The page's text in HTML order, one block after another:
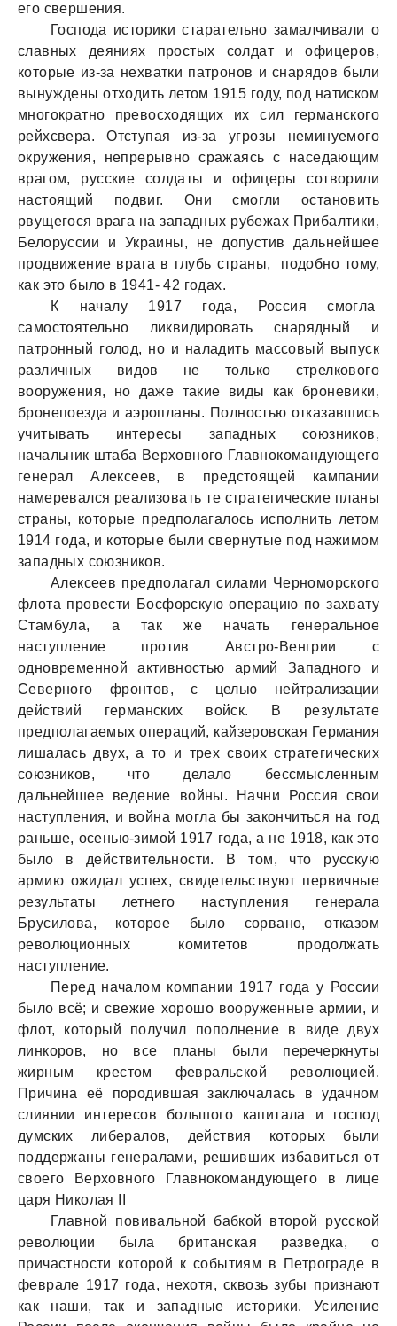
его свершения.
Господа историки старательно замалчивали о
славных деяниях простых солдат и офицеров,
которые из-за нехватки патронов и снарядов были
вынуждены отходить летом 1915 году, под натиском
многократно превосходящих их сил германского
рейхсвера. Отступая из-за угрозы неминуемого
окружения, непрерывно сражаясь с наседающим
врагом, русские солдаты и офицеры сотворили
настоящий подвиг. Они смогли остановить
рвущегося врага на западных рубежах Прибалтики,
Белоруссии и Украины, не допустив дальнейшее
продвижение врага в глубь страны, подобно тому,
как это было в 1941- 42 годах.
К началу 1917 года, Россия смогла
самостоятельно ликвидировать снарядный и
патронный голод, но и наладить массовый выпуск
различных видов не только стрелкового
вооружения, но даже такие виды как броневики,
бронепоезда и аэропланы. Полностью отказавшись
учитывать интересы западных союзников,
начальник штаба Верховного Главнокомандующего
генерал Алексеев, в предстоящей кампании
намеревался реализовать те стратегические планы
страны, которые предполагалось исполнить летом
1914 года, и которые были свернутые под нажимом
западных союзников.
Алексеев предполагал силами Черноморского
флота провести Босфорскую операцию по захвату
Стамбула, а так же начать генеральное
наступление против Австро-Венгрии с
одновременной активностью армий Западного и
Северного фронтов, с целью нейтрализации
действий германских войск. В результате
предполагаемых операций, кайзеровская Германия
лишалась двух, а то и трех своих стратегических
союзников, что делало бессмысленным
дальнейшее ведение войны. Начни Россия свои
наступления, и война могла бы закончиться на год
раньше, осенью-зимой 1917 года, а не 1918, как это
было в действительности. В том, что русскую
армию ожидал успех, свидетельствуют первичные
результаты летнего наступления генерала
Брусилова, которое было сорвано, отказом
революционных комитетов продолжать
наступление.
Перед началом компании 1917 года у России
было всё; и свежие хорошо вооруженные армии, и
флот, который получил пополнение в виде двух
линкоров, но все планы были перечеркнуты
жирным крестом февральской революцией.
Причина её породившая заключалась в удачном
слиянии интересов большого капитала и господ
думских либералов, действия которых были
поддержаны генералами, решивших избавиться от
своего Верховного Главнокомандующего в лице
царя Николая II
Главной повивальной бабкой второй русской
революции была британская разведка, о
причастности которой к событиям в Петрограде в
феврале 1917 года, нехотя, сквозь зубы признают
как наши, так и западные историки. Усиление